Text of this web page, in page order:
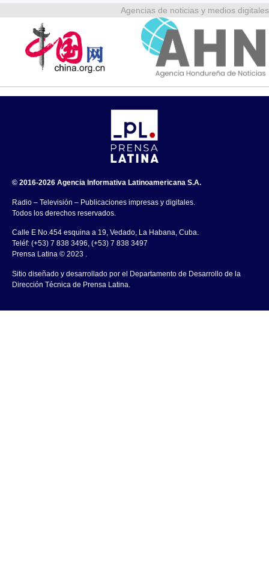
Agencias de noticias y medios digitales
© 2016-2026 Agencia Informativa Latinoamericana S.A.
Radio – Televisión – Publicaciones impresas y digitales.
Todos los derechos reservados.
Calle E No.454 esquina a 19, Vedado, La Habana, Cuba.
Teléf: (+53) 7 838 3496, (+53) 7 838 3497
Prensa Latina © 2023 .
Sitio diseñado y desarrollado por el Departamento de Desarrollo de la
Dirección Técnica de Prensa Latina.